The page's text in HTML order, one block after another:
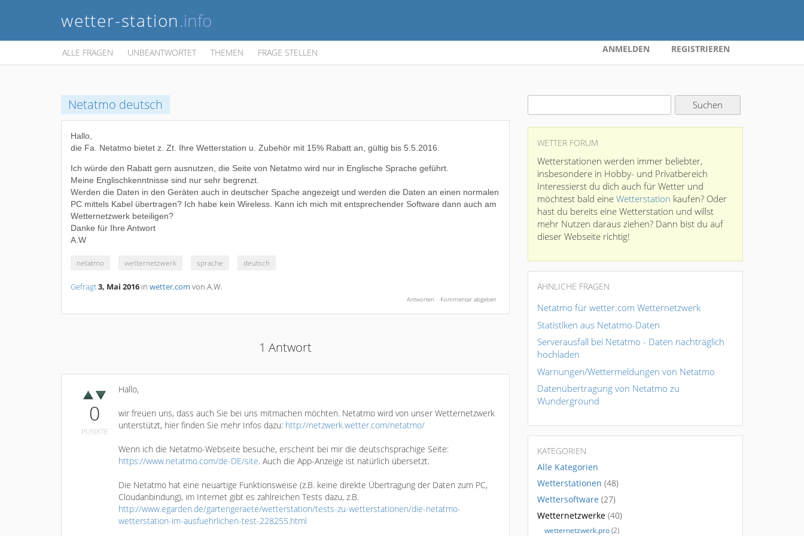
wetter-station.info
ALLE FRAGEN UNBEANTWORTET THEMEN FRAGE STELLEN ANMELDEN REGISTRIEREN
Netatmo deutsch
Hallo,
die Fa. Netatmo bietet z. Zt. Ihre Wetterstation u. Zubehör mit 15% Rabatt an, gültig bis 5.5.2016.
Ich würde den Rabatt gern ausnutzen, die Seite von Netatmo wird nur in Englische Sprache geführt.
Meine Englischkenntnisse sind nur sehr begrenzt.
Werden die Daten in den Geräten auch in deutscher Spache angezeigt und werden die Daten an einen normalen
PC mittels Kabel übertragen? Ich habe kein Wireless. Kann ich mich mit entsprechender Software dann auch am
Wetternetzwerk beteiligen?
Danke für Ihre Antwort
A.W
netatmo wetternetzwerk sprache deutsch
Gefragt3, Mai 2016 in wetter.com von A.W.
1 Antwort
0
PUNKTE
Hallo,
wir freuen uns, dass auch Sie bei uns mitmachen möchten. Netatmo wird von unser Wetternetzwerk
unterstützt, hier finden Sie mehr Infos dazu: http://netzwerk.wetter.com/netatmo/
Wenn ich die Netatmo-Webseite besuche, erscheint bei mir die deutschsprachige Seite:
https://www.netatmo.com/de-DE/site. Auch die App-Anzeige ist natürlich übersetzt.
Die Netatmo hat eine neuartige Funktionsweise (z.B. keine direkte Übertragung der Daten zum PC,
Cloudanbindung), im Internet gibt es zahlreichen Tests dazu, z.B.
http://www.egarden.de/gartengeraete/wetterstation/tests-zu-wetterstationen/die-netatmo-
wetterstation-im-ausfuehrlichen-test-228255.html
WETTER FORUM
Wetterstationen werden immer beliebter,
insbesondere in Hobby- und Privatbereich
Interessierst du dich auch für Wetter und
möchtest bald eine Wetterstation kaufen? Oder
hast du bereits eine Wetterstation und willst
mehr Nutzen daraus ziehen? Dann bist du auf
dieser Webseite richtig!
ÄHNLICHE FRAGEN
Netatmo für wetter.com Wetternetzwerk
Statistiken aus Netatmo-Daten
Serverausfall bei Netatmo - Daten nachträglich
hochladen
Warnungen/Wettermeldungen von Netatmo
Datenübertragung von Netatmo zu
Wunderground
KATEGORIEN
Alle Kategorien
Wetterstationen (48)
Wettersoftware (27)
Wetternetzwerke (40)
wetternetzwerk.pro(2)